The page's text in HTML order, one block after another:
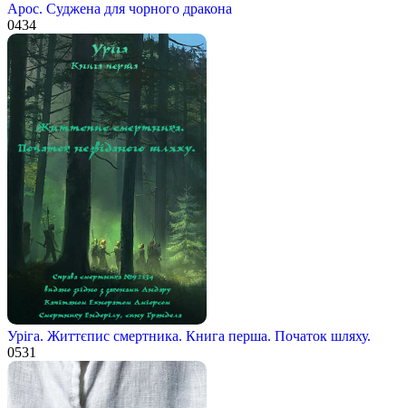
Арос. Суджена для чорного дракона
0434
Уріга. Життєпис смертника. Книга перша. Початок шляху.
0531